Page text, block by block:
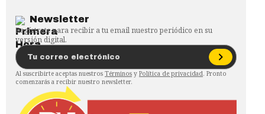
Newsletter
Regístrate para recibir a tu email nuestro periódico en su
versión digital.
Al suscribirte aceptas nuestros Términos y Política de privacidad. Pronto
comenzarás a recibir nuestro newsletter.